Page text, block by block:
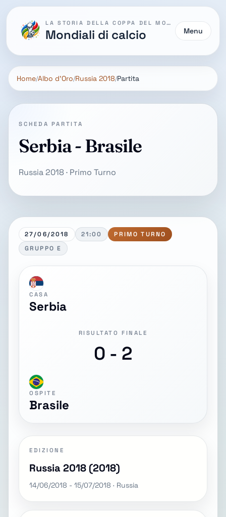
LA STORIA DELLA COPPA DEL MONDO
Mondiali di calcio Menu
Home Albo d'Oro Russia 2018 Partita
SCHEDA PARTITA
Serbia - Brasile
Russia 2018 · Primo Turno
27/06/2018 21:00
PRIMO TURNO
GRUPPO E
CASA
Serbia
RISULTATO FINALE
0 - 2
OSPITE
Brasile
EDIZIONE
Russia 2018 (2018)
14/06/2018 - 15/07/2018 · Russia